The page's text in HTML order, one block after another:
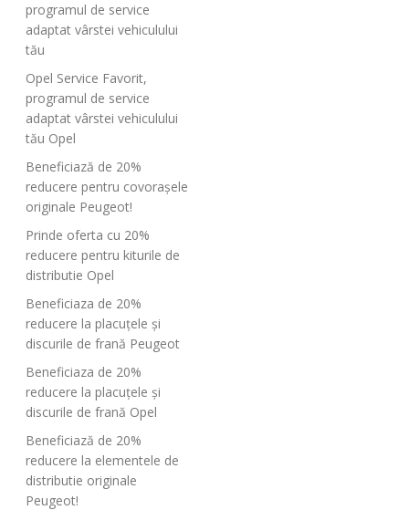
programul de service
adaptat vârstei vehiculului
tău
Opel Service Favorit,
programul de service
adaptat vârstei vehiculului
tău Opel
Beneficiază de 20%
reducere pentru covorașele
originale Peugeot!
Prinde oferta cu 20%
reducere pentru kiturile de
distributie Opel
Beneficiaza de 20%
reducere la placuțele și
discurile de frană Peugeot
Beneficiaza de 20%
reducere la placuțele și
discurile de frană Opel
Beneficiază de 20%
reducere la elementele de
distributie originale
Peugeot!